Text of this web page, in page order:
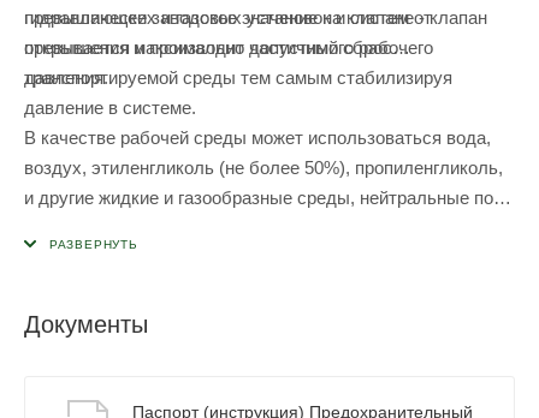
гидравлических и газовых установок и систем от
превышения максимально допустимого рабочего
давления.
превышающее заводское значение на клапане - клапан
открывается и производит частичный сброс
транспортируемой среды тем самым стабилизируя
давление в системе.
В качестве рабочей среды может использоваться вода,
воздух, этиленгликоль (не более 50%), пропиленгликоль,
и другие жидкие и газообразные среды, нейтральные по
Документы
Паспорт (инструкция) Предохранительный